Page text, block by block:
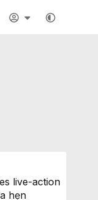
live-action
hẹn